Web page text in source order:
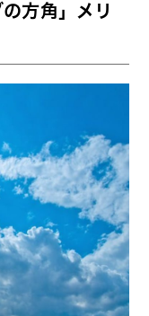
方角」メリ